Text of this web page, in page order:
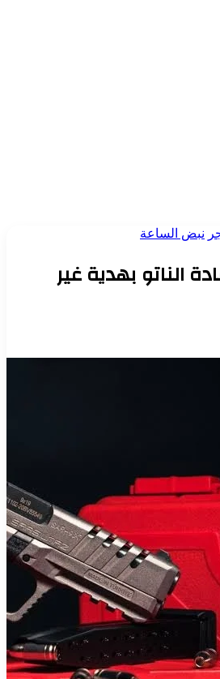
نبض الساعة
الناتو بهدية غير